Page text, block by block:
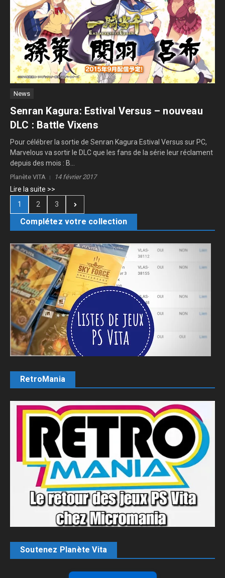
News
Senran Kagura: Estival Versus – nouveau
DLC : Battle Vixens
Pour célébrer la sortie de Senran Kagura Estival Versus sur PC,
Marvelous va sortir le DLC que les fans de la série leur réclament
depuis des mois : B...
Planète VITA 14 février 2017
Lire la suite >>
1
2 3
Complétez votre collection
RetroMania
Soutenez Planète Vita